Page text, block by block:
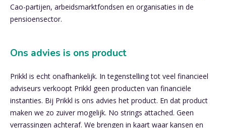
Cao-partijen, arbeidsmarktfondsen en organisaties in de
pensioensector.
Ons advies is ons product
Prikkl is echt onafhankelijk. In tegenstelling tot veel financieel
adviseurs verkoopt Prikkl geen producten van financiële
instanties. Bij Prikkl is ons advies het product. En dat product
maken we zo zuiver mogelijk. No strings attached. Geen
verrassingen achteraf. We brengen in kaart waar kansen en